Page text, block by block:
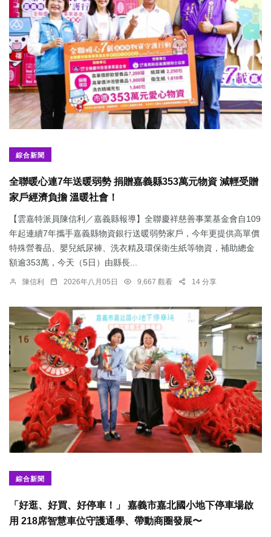
綜合新聞
全聯暖心連7年送暖弱勢 捐贈嘉義縣353萬元物資 減輕受贈
家戶經濟負擔 溫暖社會！
【雲嘉特派員陳信利／嘉義縣報導】全聯慶祥慈善事業基金會自109
年起連續7年攜手嘉義縣物資銀行送暖弱勢家戶，今年更提供高單價
特殊營養品、嬰兒紙尿褲、洗衣精及環保衛生紙等物資，補助總金
額逾353萬，今天（5日）由縣長...
陳信利 2026年八月05日 9,667 觀看 14 分享
綜合新聞
「好逛、好買、好停車！」 嘉義市嘉北國小地下停車場啟
用 218席智慧車位守護通學、帶動商圈發展〜